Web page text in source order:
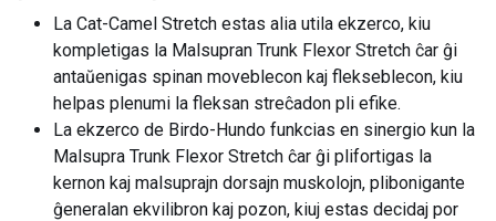
La Cat-Camel Stretch estas alia utila ekzerco, kiu
kompletigas la Malsupran Trunk Flexor Stretch ĉar ĝi
antaŭenigas spinan moveblecon kaj flekseblecon, kiu
helpas plenumi la fleksan streĉadon pli efike.
La ekzerco de Birdo-Hundo funkcias en sinergio kun la
Malsupra Trunk Flexor Stretch ĉar ĝi plifortigas la
kernon kaj malsuprajn dorsajn muskolojn, plibonigante
ĝeneralan ekvilibron kaj pozon, kiuj estas decidaj por